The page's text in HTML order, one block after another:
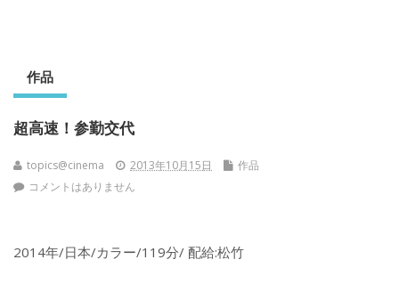
作品
超高速！参勤交代
topics@cinema 2013年10月15日
作品
コメントはありません
2014年/日本/カラー/119分/ 配給:松竹